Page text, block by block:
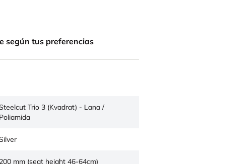
según tus preferencias
Trio 3 (Kvadrat) - Lana /
Poliamida
200 mm (seat height 46-64cm)